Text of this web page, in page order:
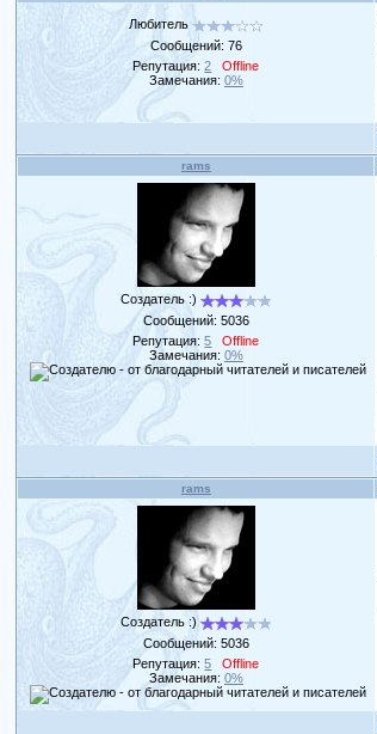
Любитель
Сообщений: 76
Репутация:2
Offline
Замечания: 0%
rams
Создатель :)
Сообщений: 5036
Репутация:5
Offline
Замечания: 0%
rams
Создатель :)
Сообщений: 5036
Репутация:5
Offline
Замечания: 0%